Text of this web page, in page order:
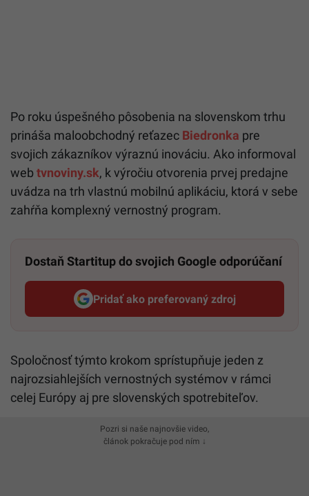
Po roku úspešného pôsobenia na slovenskom trhu
prináša maloobchodný reťazec Biedronka pre
svojich zákazníkov výraznú inováciu. Ako informoval
web tvnoviny.sk, k výročiu otvorenia prvej predajne
uvádza na trh vlastnú mobilnú aplikáciu, ktorá v sebe
zahŕňa komplexný vernostný program.
Dostaň Startitup do svojich Google odporúčaní
Pridať ako preferovaný zdroj
Startitup, odkaz sa otvorí v
Spoločnosť týmto krokom sprístupňuje jeden z
najrozsiahlejších vernostných systémov v rámci
celej Európy aj pre slovenských spotrebiteľov.
Pozri si naše najnovšie video,
článok pokračuje pod ním ↓